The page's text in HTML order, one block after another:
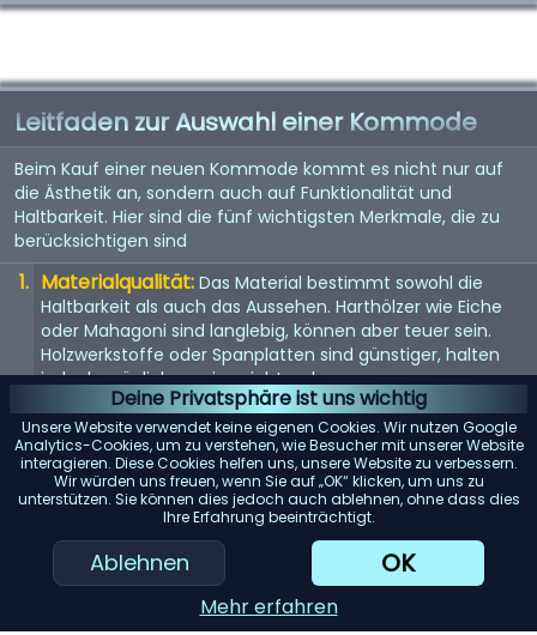
Deine Privatsphäre ist uns wichtig
Unsere Website verwendet keine eigenen Cookies. Wir nutzen Google
Analytics-Cookies, um zu verstehen, wie Besucher mit unserer Website
interagieren. Diese Cookies helfen uns, unsere Website zu verbessern.
Wir würden uns freuen, wenn Sie auf „OK“ klicken, um uns zu
unterstützen. Sie können dies jedoch auch ablehnen, ohne dass dies
Ihre Erfahrung beeinträchtigt.
Ablehnen OK
Mehr erfahren
Leitfaden zur Auswahl einer Kommode
Beim Kauf einer neuen Kommode kommt es nicht nur auf
die Ästhetik an, sondern auch auf Funktionalität und
Haltbarkeit. Hier sind die fünf wichtigsten Merkmale, die zu
berücksichtigen sind
Materialqualität: Das Material bestimmt sowohl die
Haltbarkeit als auch das Aussehen. Harthölzer wie Eiche
oder Mahagoni sind langlebig, können aber teuer sein.
Holzwerkstoffe oder Spanplatten sind günstiger, halten
jedoch möglicherweise nicht so lange.
Größe und Stauraum: Überlegen Sie, wie viel Stauraum
Sie benötigen und wie viel Platz in Ihrem Zimmer zur
Verfügung steht. Messen Sie den Bereich, in dem Sie die
Kommode aufstellen möchten, um sicherzustellen, dass
Konstruktion der Schubladen:
Suchen Sie nach
Schubladen mit Schwalbenschwanzverbindungen, da
diese stabiler sind. Vollauszugsführungen ermöglichen